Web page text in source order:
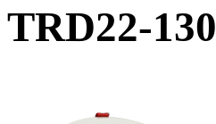
TRD22-130